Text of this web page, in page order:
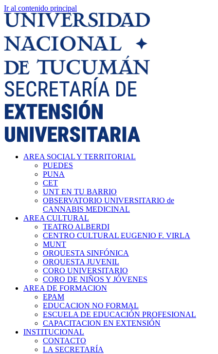
Ir al contenido principal
AREA SOCIAL Y TERRITORIAL
PUEDES
PUNA
CET
UNT EN TU BARRIO
OBSERVATORIO UNIVERSITARIO de
CANNABIS MEDICINAL
AREA CULTURAL
TEATRO ALBERDI
CENTRO CULTURAL EUGENIO F. VIRLA
MUNT
ORQUESTA SINFÓNICA
ORQUESTA JUVENIL
CORO UNIVERSITARIO
CORO DE NIÑOS Y JÓVENES
AREA DE FORMACION
EPAM
EDUCACION NO FORMAL
ESCUELA DE EDUCACIÓN PROFESIONAL
CAPACITACION EN EXTENSIÓN
INSTITUCIONAL
CONTACTO
LA SECRETARÍA